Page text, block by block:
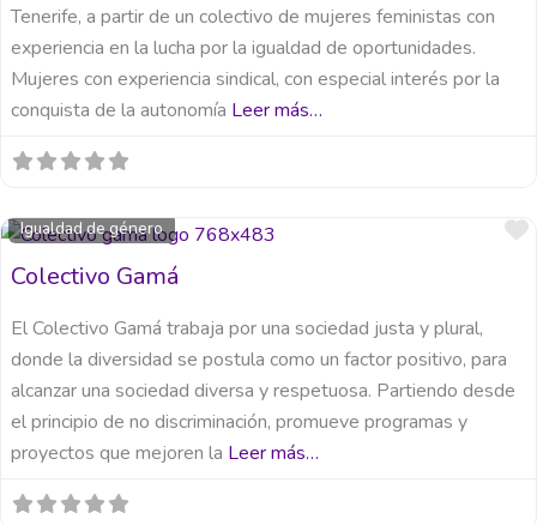
Tenerife, a partir de un colectivo de mujeres feministas con
experiencia en la lucha por la igualdad de oportunidades.
Mujeres con experiencia sindical, con especial interés por la
conquista de la autonomía Leer más…
Igualdad de género
Colectivo Gamá
El Colectivo Gamá trabaja por una sociedad justa y plural,
donde la diversidad se postula como un factor positivo, para
alcanzar una sociedad diversa y respetuosa. Partiendo desde
el principio de no discriminación, promueve programas y
proyectos que mejoren la Leer más…